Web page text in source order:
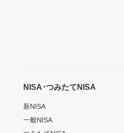
NISA･つみたてNISA
新NISA
一般NISA